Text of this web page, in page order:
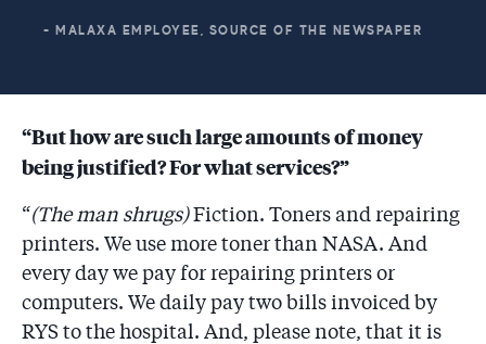
- MALAXA EMPLOYEE, SOURCE OF THE NEWSPAPER
“But how are such large amounts of money
being justified? For what services?”
“(The man shrugs)Fiction. Toners and repairing
printers. We use more toner than NASA. And
every day we pay for repairing printers or
computers. We daily pay two bills invoiced by
RYS to the hospital. And, please note, that it is